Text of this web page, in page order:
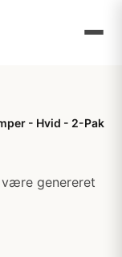
- Hvid - 2-Pak
genereret